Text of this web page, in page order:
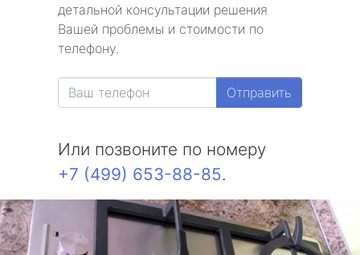
детальной консультации решения
Вашей проблемы и стоимости по
телефону.
Отправить
Или позвоните по номеру
+7 (499) 653-88-85.